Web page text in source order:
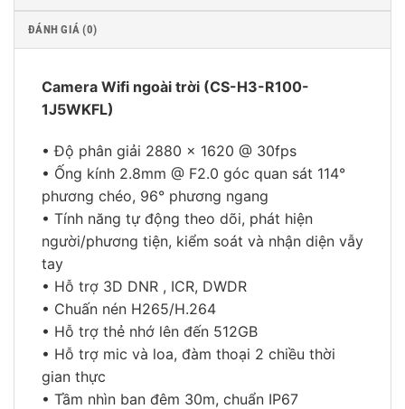
ĐÁNH GIÁ (0)
Camera Wifi ngoài trời (CS-H3-R100-
1J5WKFL)
• Độ phân giải 2880 × 1620 @ 30fps
• Ống kính 2.8mm @ F2.0 góc quan sát 114°
phương chéo, 96° phương ngang
• Tính năng tự động theo dõi, phát hiện
người/phương tiện, kiểm soát và nhận diện vẫy
tay
• Hỗ trợ 3D DNR , ICR, DWDR
• Chuấn nén H265/H.264
• Hỗ trợ thẻ nhớ lên đến 512GB
• Hỗ trợ mic và loa, đàm thoại 2 chiều thời
gian thực
• Tầm nhìn ban đêm 30m, chuẩn IP67